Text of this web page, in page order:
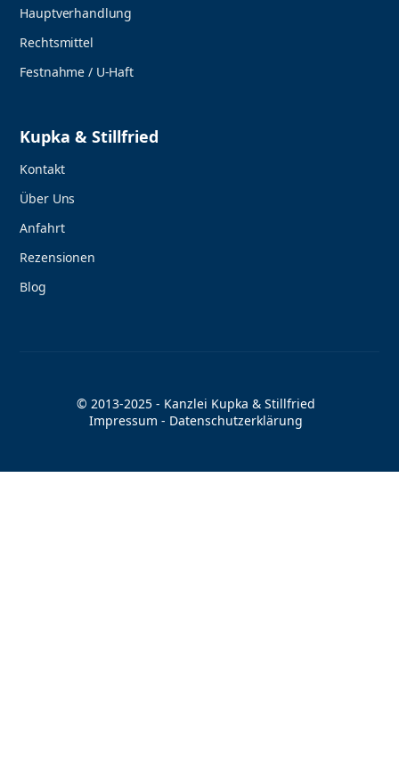
Hauptverhandlung
Rechtsmittel
Festnahme / U-Haft
Kupka & Stillfried
Kontakt
Über Uns
Anfahrt
Rezensionen
Blog
© 2013-2025 - Kanzlei Kupka & Stillfried
Impressum - Datenschutzerklärung